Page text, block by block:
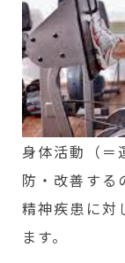
身体活動（＝
防・改善する
精神疾患に対
ます。